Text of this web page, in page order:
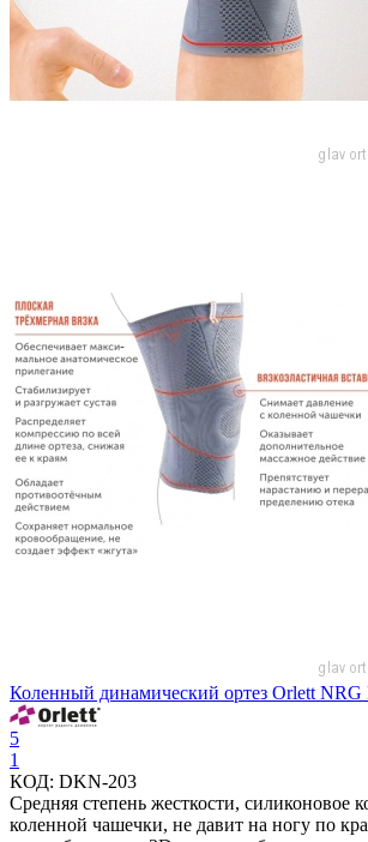
Коленный динамический ортез Orlett
5
1
КОД: DKN-203
Средняя степень жесткости, силиконовое
коленной чашечки, не давит на ногу по